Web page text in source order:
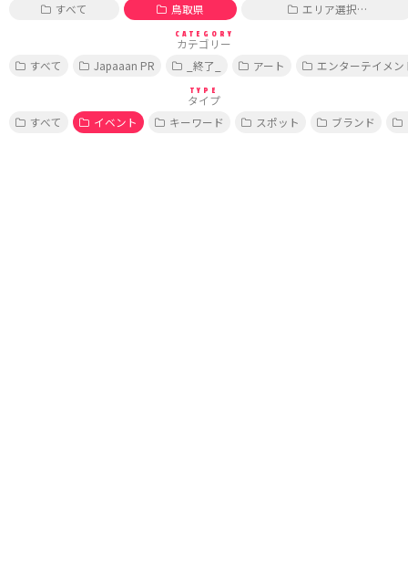
すべて
鳥取県 エリア選択…
CATEGORY
カテゴリー
すべて
Japaaan PR _終了_ アート エンターテイメン
TYPE
タイプ
すべて
イベント キーワード スポット ブランド